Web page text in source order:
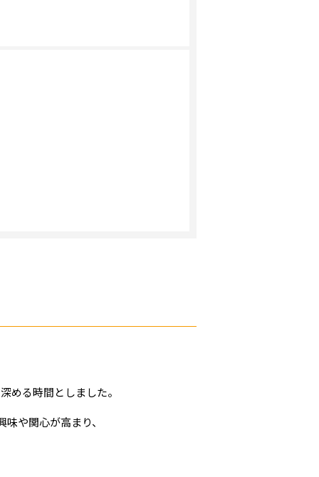
める時間としました。
や関心が高まり、